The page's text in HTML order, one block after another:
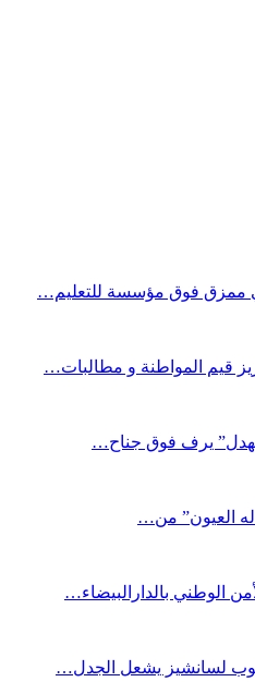
ممزق فوق مؤسسة للتعليم…
قيم المواطنة و مطالبات…
يرف فوق جناح…
العيون” من…
الوطني بالدارالبيضاء…
لسانشيز يشعل الجدل…